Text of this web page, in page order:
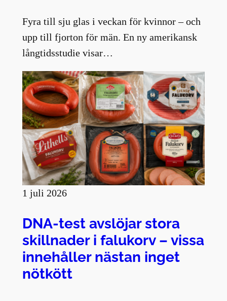
Fyra till sju glas i veckan för kvinnor – och
upp till fjorton för män. En ny amerikansk
långtidsstudie visar…
1 juli 2026
DNA-test avslöjar stora
skillnader i falukorv – vissa
innehåller nästan inget
nötkött